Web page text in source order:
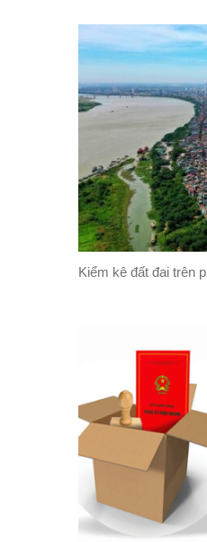
Kiểm kê đất đai trên